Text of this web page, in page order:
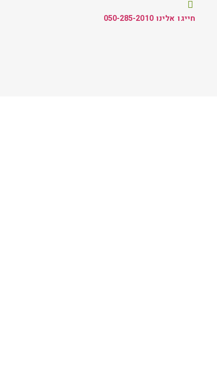
חייגו אלינו 050-285-2010